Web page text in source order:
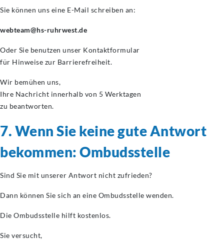
Sie können uns eine E-Mail schreiben an:
webteam@hs-ruhrwest.de
Oder Sie benutzen unser Kontaktformular
für Hinweise zur Barrierefreiheit.
Wir bemühen uns,
Ihre Nachricht innerhalb von 5 Werktagen
zu beantworten.
7. Wenn Sie keine gute Antwort
bekommen: Ombudsstelle
Sind Sie mit unserer Antwort nicht zufrieden?
Dann können Sie sich an eine Ombudsstelle wenden.
Die Ombudsstelle hilft kostenlos.
Sie versucht,